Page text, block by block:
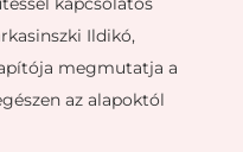
Ildikó,
megmutatja a
az alapoktól